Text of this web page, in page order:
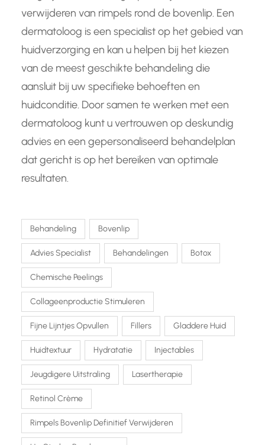
verwijderen van rimpels rond de bovenlip. Een
dermatoloog is een specialist op het gebied van
huidverzorging en kan u helpen bij het kiezen
van de meest geschikte behandeling die
aansluit bij uw specifieke behoeften en
huidconditie. Door samen te werken met een
dermatoloog kunt u vertrouwen op deskundig
advies en een gepersonaliseerd behandelplan
dat gericht is op het bereiken van optimale
resultaten.
Behandeling Bovenlip
Advies Specialist Behandelingen Botox
Chemische Peelings
Collageenproductie Stimuleren
Fijne Lijntjes Opvullen Fillers Gladdere Huid
Huidtextuur Hydratatie Injectables
Jeugdigere Uitstraling Lasertherapie
Retinol Crème
Rimpels Bovenlip Definitief Verwijderen